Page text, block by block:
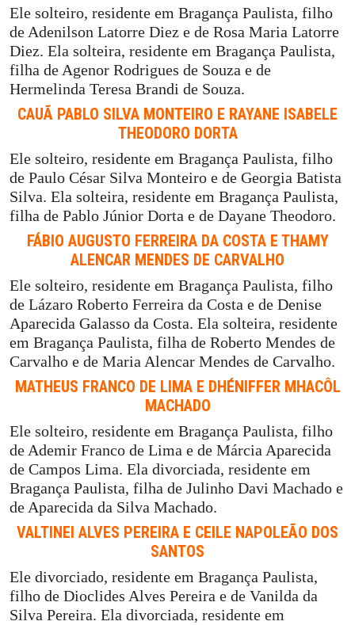
Ele solteiro, residente em Bragança Paulista, filho
de Adenilson Latorre Diez e de Rosa Maria Latorre
Diez. Ela solteira, residente em Bragança Paulista,
filha de Agenor Rodrigues de Souza e de
Hermelinda Teresa Brandi de Souza.
CAUÃ PABLO SILVA MONTEIRO E RAYANE ISABELE
THEODORO DORTA
Ele solteiro, residente em Bragança Paulista, filho
de Paulo César Silva Monteiro e de Georgia Batista
Silva. Ela solteira, residente em Bragança Paulista,
filha de Pablo Júnior Dorta e de Dayane Theodoro.
FÁBIO AUGUSTO FERREIRA DA COSTA E THAMY
ALENCAR MENDES DE CARVALHO
Ele solteiro, residente em Bragança Paulista, filho
de Lázaro Roberto Ferreira da Costa e de Denise
Aparecida Galasso da Costa. Ela solteira, residente
em Bragança Paulista, filha de Roberto Mendes de
Carvalho e de Maria Alencar Mendes de Carvalho.
MATHEUS FRANCO DE LIMA E DHÉNIFFER MHACÔL
MACHADO
Ele solteiro, residente em Bragança Paulista, filho
de Ademir Franco de Lima e de Márcia Aparecida
de Campos Lima. Ela divorciada, residente em
Bragança Paulista, filha de Julinho Davi Machado e
de Aparecida da Silva Machado.
VALTINEI ALVES PEREIRA E CEILE NAPOLEÃO DOS
SANTOS
Ele divorciado, residente em Bragança Paulista,
filho de Dioclides Alves Pereira e de Vanilda da
Silva Pereira. Ela divorciada, residente em